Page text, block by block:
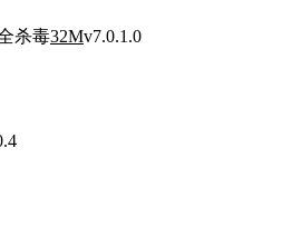
杀毒32Mv7.0.1.0